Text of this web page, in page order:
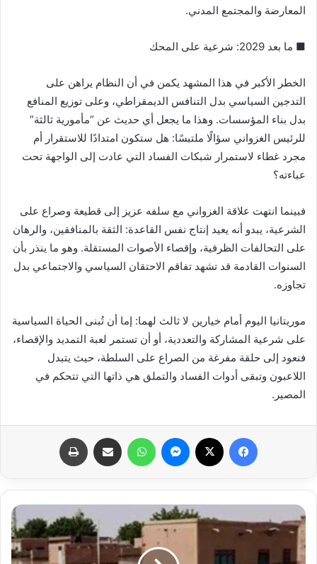
المعارضة والمجتمع المدني.
■ ما بعد 2029: شرعية على المحك
الخطر الأكبر في هذا المشهد يكمن في أن النظام يراهن على
التدجين السياسي بدل التنافس الديمقراطي، وعلى توزيع المنافع
بدل بناء المؤسسات. وهذا ما يجعل أي حديث عن “مأمورية ثالثة”
للرئيس الغزواني سؤالًا ملتبسًا: هل ستكون امتدادًا للاستقرار أم
مجرد غطاء لاستمرار شبكات الفساد التي عادت إلى الواجهة تحت
عباءته؟
فبينما انتهت علاقة الغزواني مع سلفه عزيز إلى قطيعة وصراع على
الشرعية، يبدو أنه يعيد إنتاج نفس القاعدة: الثقة بالمنافقين، والرهان
على التحالفات الظرفية، وإقصاء الأصوات المستقلة. وهو ما ينذر بأن
السنوات القادمة قد تشهد تفاقم الاحتقان السياسي والاجتماعي بدل
تجاوزه.
موريتانيا اليوم أمام خيارين لا ثالث لهما: إما أن تُبنى الحياة السياسية
على شرعية المشاركة والتعددية، أو أن تستمر لعبة التمديد والإقصاء،
فنعود إلى حلقة مفرغة من الصراع على السلطة، حيث يتبدل
اللاعبون وتبقى أدوات الفساد والتملق هي ذاتها التي تتحكم في
المصير.
فيسبوك ماسنجر واتساب مشاركة عبر البريد